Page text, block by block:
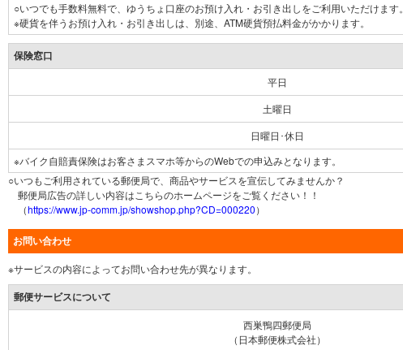
○いつでも手数料無料で、ゆうちょ口座のお預け入れ・お引き出しをご利用いただけます。
※硬貨を伴うお預け入れ・お引き出しは、別途、ATM硬貨預払料金がかかります。
保険窓口
平日
土曜日
日曜日･休日
※バイク自賠責保険はお客さまスマホ等からのWebでの申込みとなります。
○いつもご利用されている郵便局で、商品やサービスを宣伝してみませんか？
郵便局広告の詳しい内容はこちらのホームページをご覧ください！！
（https://www.jp-comm.jp/showshop.php?CD=000220）
お問い合わせ
※サービスの内容によってお問い合わせ先が異なります。
郵便サービスについて
西巣鴨四郵便局
（日本郵便株式会社）